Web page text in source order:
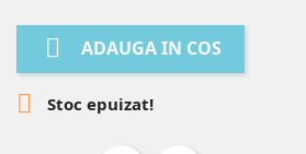
 ADAUGA IN COS
 Stoc epuizat!